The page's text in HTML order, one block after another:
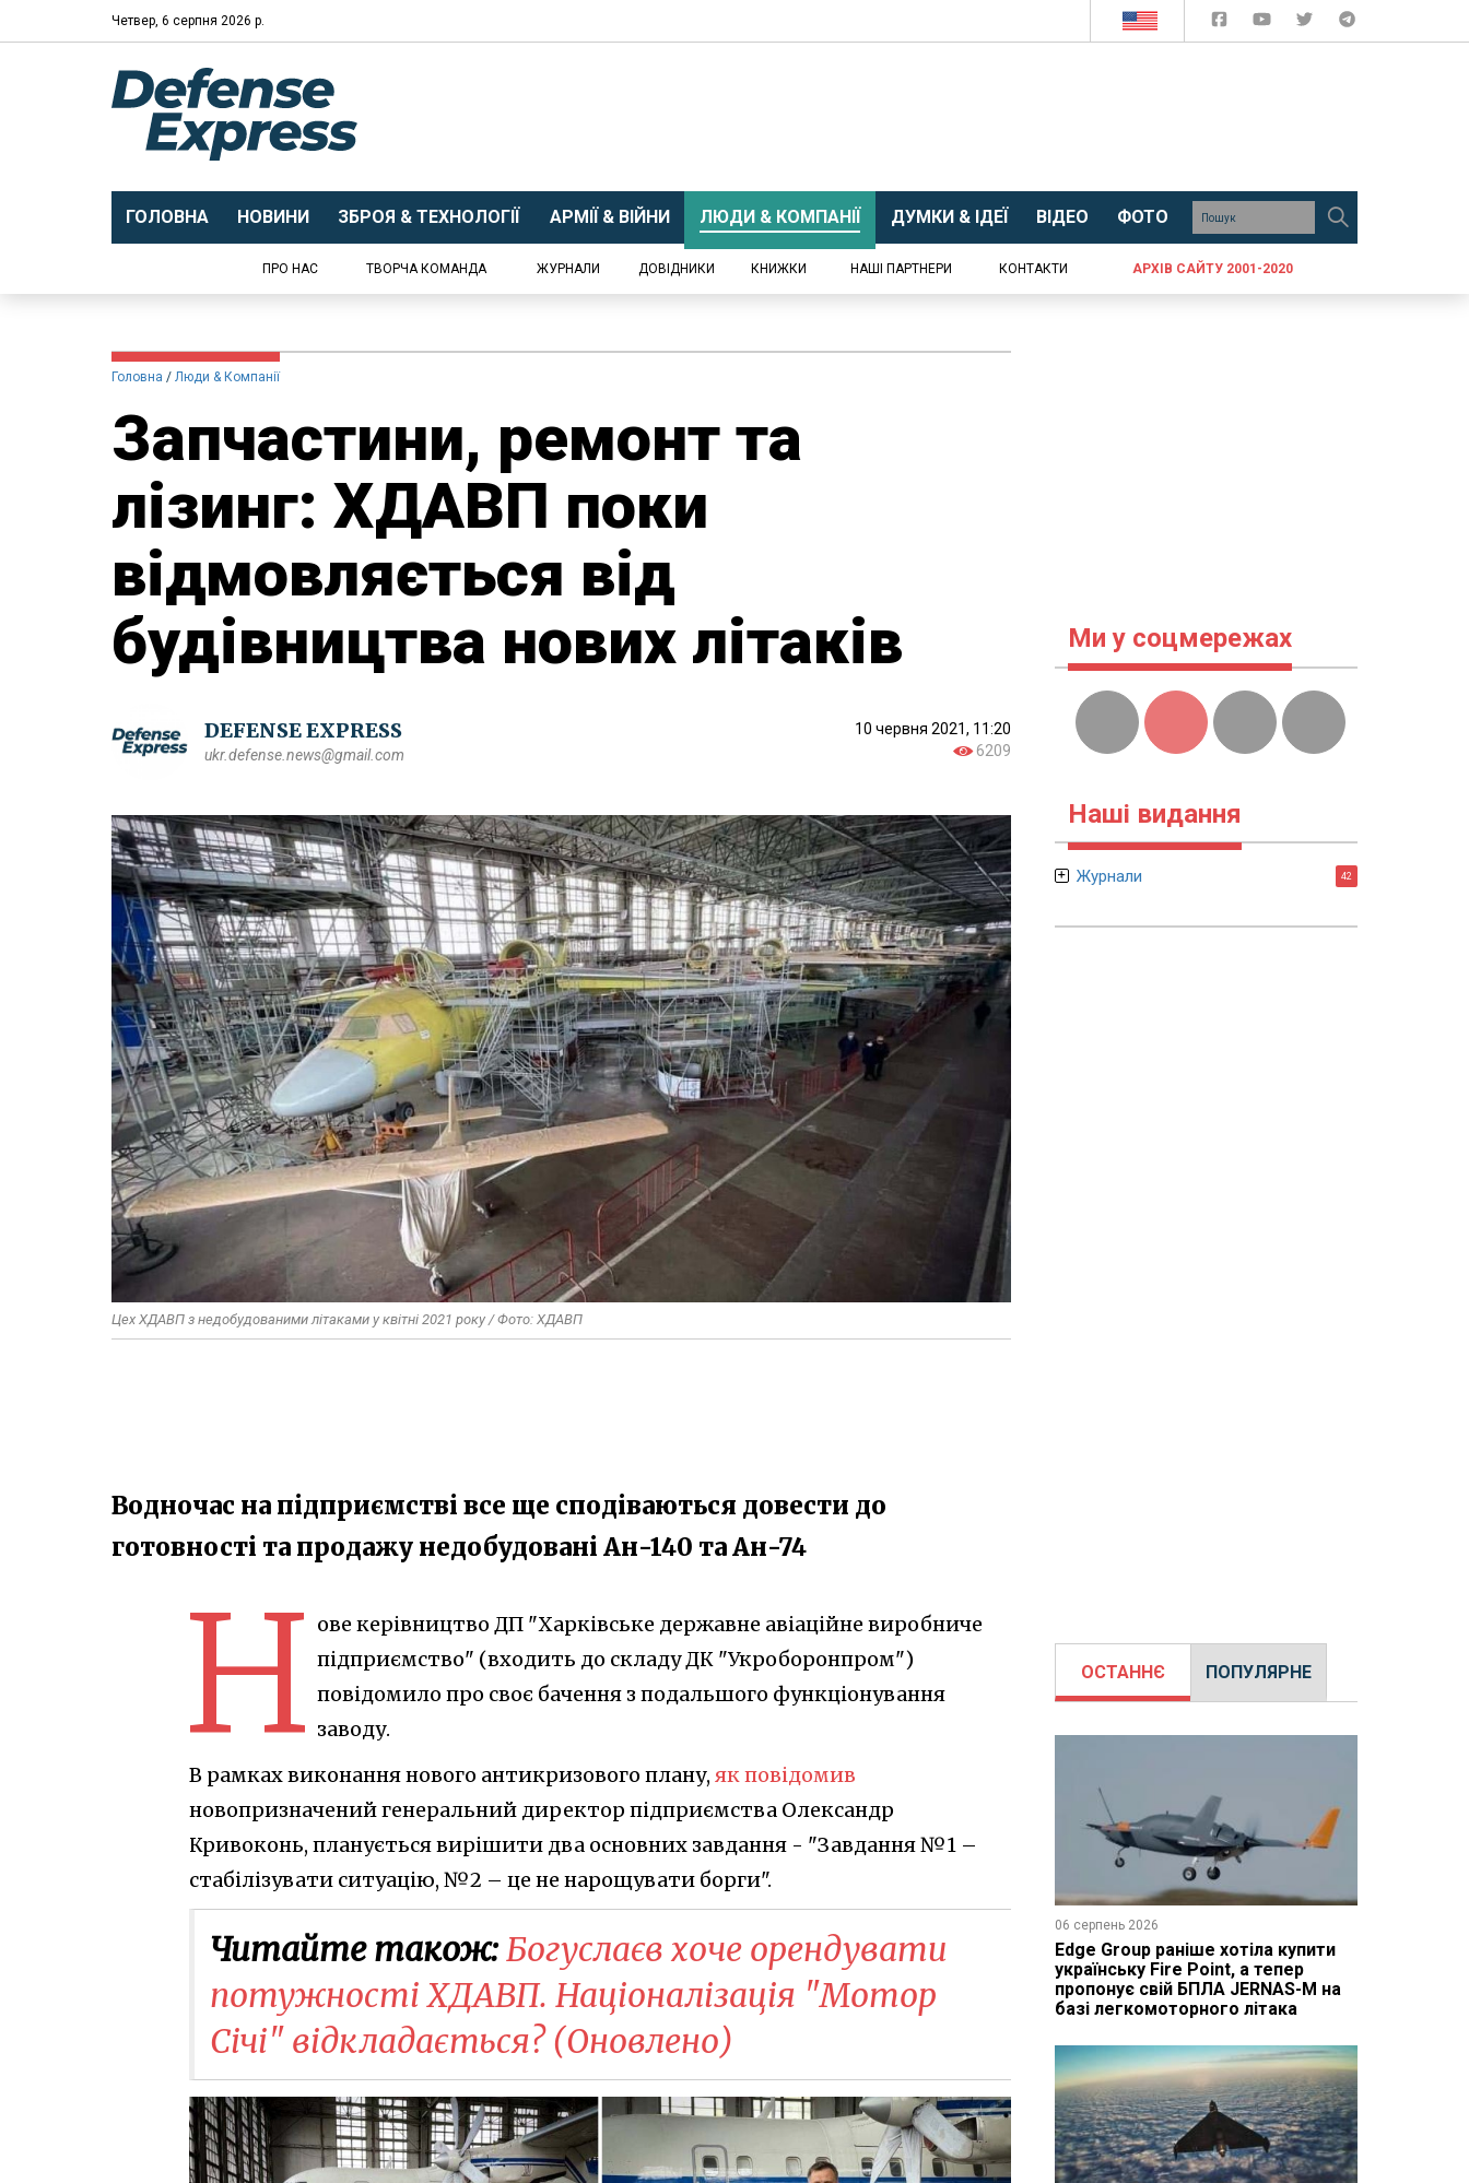
Четвер, 6 серпня 2026 р.
ГОЛОВНА НОВИНИ ЗБРОЯ & ТЕХНОЛОГІЇ АРМІЇ & ВІЙНИ ЛЮДИ & КОМПАНІЇ ДУМКИ & ІДЕЇ ВІДЕО ФОТО
ПРО НАС ТВОРЧА КОМАНДА ЖУРНАЛИ ДОВІДНИКИ КНИЖКИ НАШІ ПАРТНЕРИ КОНТАКТИ АРХІВ САЙТУ 2001-2020
Головна Люди & Компанії
Запчастини, ремонт та
лізинг: ХДАВП поки
відмовляється від
будівництва нових літаків
DEFENSE EXPRESS
ukr.defense.news@gmail.com
10 червня 2021, 11:20
6209
Цех ХДАВП з недобудованими літаками у квітні 2021 року / Фото: ХДАВП
Водночас на підприємстві все ще сподіваються довести до
готовності та продажу недобудовані Ан-140 та Ан-74
Н ове керівництво ДП "Харківське державне авіаційне виробниче
підприємство" (входить до складу ДК "Укроборонпром")
повідомило про своє бачення з подальшого функціонування
заводу.
В рамках виконання нового антикризового плану, як повідомив
новопризначений генеральний директор підприємства Олександр
Кривоконь, планується вирішити два основних завдання - "Завдання №1 –
стабілізувати ситуацію, №2 – це не нарощувати борги".
Читайте також:Богуслаєв хоче орендувати
потужності ХДАВП. Націоналізація "Мотор
Січі" відкладається? (Оновлено)
Ми у соцмережах
Наші видання
Журнали 42
ОСТАННЄ ПОПУЛЯРНЕ
06 серпень 2026
Edge Group раніше хотіла купити
українську Fire Point, а тепер
пропонує свій БПЛА JERNAS-M на
базі легкомоторного літака